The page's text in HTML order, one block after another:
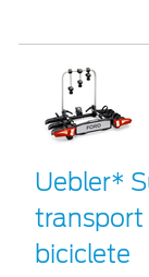
Uebler*
transport
biciclete